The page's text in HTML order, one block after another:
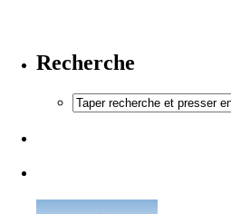
Recherche